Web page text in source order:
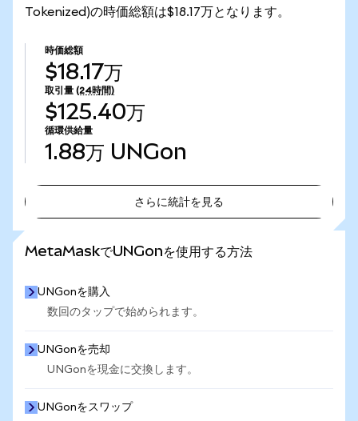
Tokenized)の時価総額は$18.17万となります。
時価総額
$18.17万
取引量 (24時間)
$125.40万
循環供給量
1.88万 UNGon
さらに統計を見る
MetaMaskでUNGonを使用する方法
UNGonを購入
数回のタップで始められます。
UNGonを売却
UNGonを現金に交換します。
UNGonをスワップ